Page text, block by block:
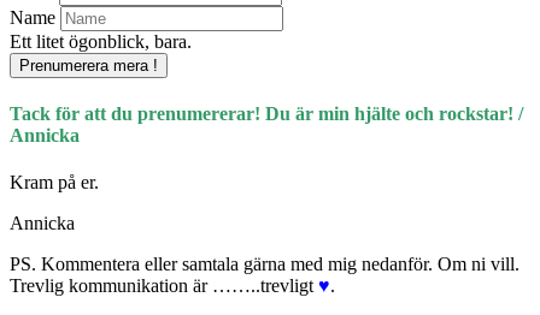
Name
Ett litet ögonblick, bara.
Prenumerera mera !
Tack för att du prenumererar! Du är min hjälte och rockstar! /
Annicka
Kram på er.
Annicka
PS. Kommentera eller samtala gärna med mig nedanför. Om ni vill.
Trevlig kommunikation är ……..trevligt♥.